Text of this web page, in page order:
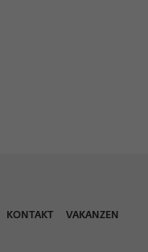
KONTAKT
VAKANZEN